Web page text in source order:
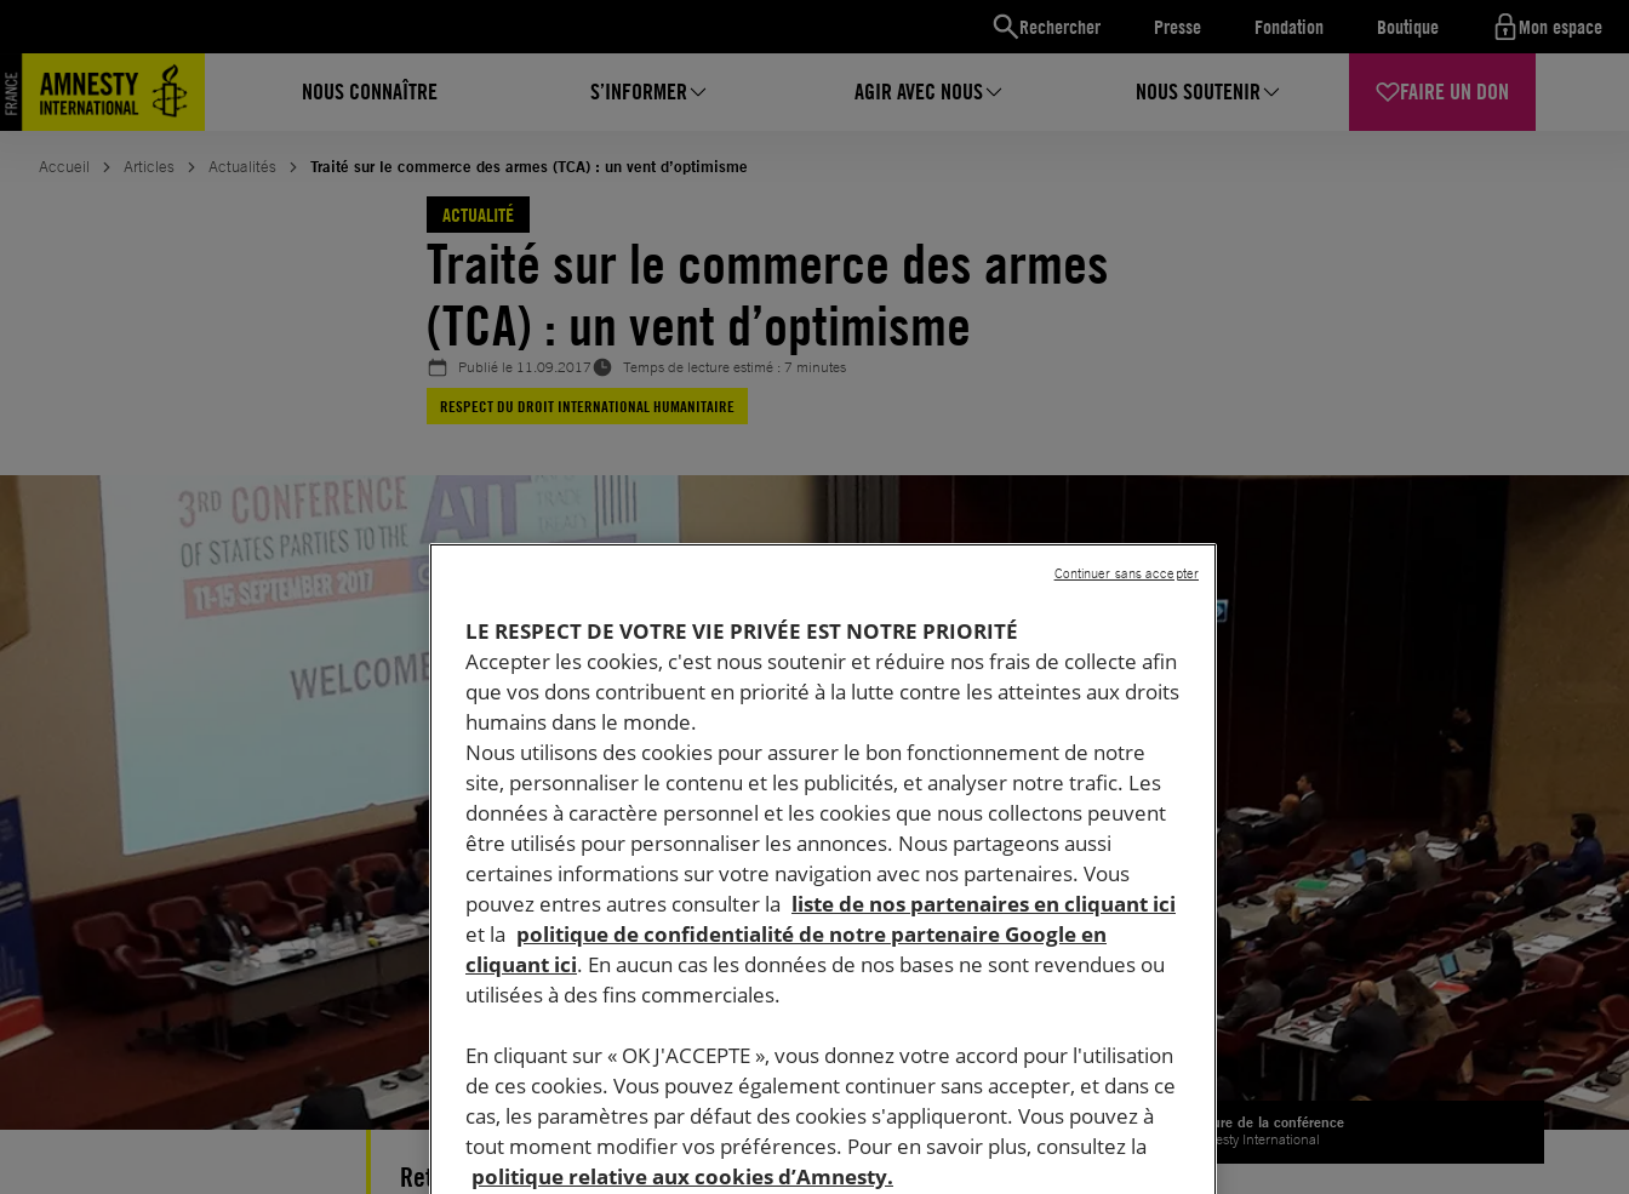
Rechercher Presse Fondation Boutique Mon espace
NOUS CONNAÎTRE S’INFORMER AGIR AVEC NOUS NOUS SOUTENIR FAIRE UN DON
contenu
Accueil Articles Actualités Traité sur le commerce des armes (TCA) : un vent d’optimisme
ACTUALITÉ
Traité sur le commerce des armes
(TCA) : un vent d’optimisme
Publié le 11.09.2017
Temps de lecture estimé : 7 minutes
RESPECT DU DROIT INTERNATIONAL HUMANITAIRE
Ouverture de la conférence
© Amnesty International
Retours sur le premier jour de la troisième conférence des Etats parties
LE RESPECT DE VOTRE VIE PRIVÉE EST NOTRE PRIORITÉ
Accepter les cookies, c'est nous soutenir et réduire nos frais de collecte afin
que vos dons contribuent en priorité à la lutte contre les atteintes aux droits
humains dans le monde.
Nous utilisons des cookies pour assurer le bon fonctionnement de notre
site, personnaliser le contenu et les publicités, et analyser notre trafic. Les
données à caractère personnel et les cookies que nous collectons peuvent
être utilisés pour personnaliser les annonces. Nous partageons aussi
certaines informations sur votre navigation avec nos partenaires. Vous
pouvez entres autres consulter la liste de nos partenaires en cliquant ici
et la politique de confidentialité de notre partenaire Google en
cliquant ici. En aucun cas les données de nos bases ne sont revendues ou
utilisées à des fins commerciales.
En cliquant sur « OK J'ACCEPTE », vous donnez votre accord pour l'utilisation
de ces cookies. Vous pouvez également continuer sans accepter, et dans ce
cas, les paramètres par défaut des cookies s'appliqueront. Vous pouvez à
tout moment modifier vos préférences. Pour en savoir plus, consultez la
politique relative aux cookies d’Amnesty.
Continuer sans accepter